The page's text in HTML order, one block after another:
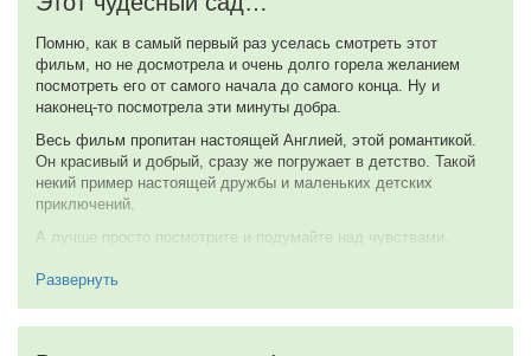
2 марта 2010
Помню, как в самый первый раз уселась смотреть этот
фильм, но не досмотрела и очень долго горела желанием
посмотреть его от самого начала до самого конца. Ну и
наконец-то посмотрела эти минуты добра.
Весь фильм пропитан настоящей Англией, этой романтикой.
Он красивый и добрый, сразу же погружает в детство. Такой
некий пример настоящей дружбы и маленьких детских
приключений.
А лучше просто посмотрите и подумайте над чувствами,
10 из 10
21 марта 2009
Развернуть